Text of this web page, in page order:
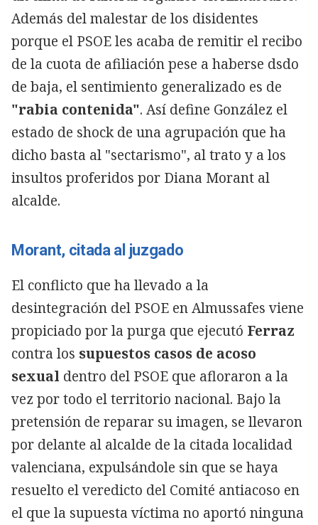
Además del malestar de los disidentes
porque el PSOE les acaba de remitir el recibo
de la cuota de afiliación pese a haberse dsdo
de baja, el sentimiento generalizado es de
"rabia contenida". Así define González el
estado de shock de una agrupación que ha
dicho basta al "sectarismo", al trato y a los
insultos proferidos por Diana Morant al
alcalde.
Morant, citada al juzgado
El conflicto que ha llevado a la
desintegración del PSOE en Almussafes viene
propiciado por la purga que ejecutó Ferraz
contra los supuestos casos de acoso
sexual dentro del PSOE que afloraron a la
vez por todo el territorio nacional. Bajo la
pretensión de reparar su imagen, se llevaron
por delante al alcalde de la citada localidad
valenciana, expulsándole sin que se haya
resuelto el veredicto del Comité antiacoso en
el que la supuesta víctima no aportó ninguna